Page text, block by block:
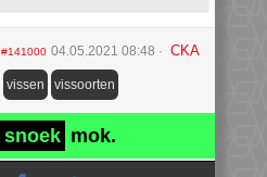
#141000 04.05.2021 08:48 CKA
vissen vissoorten
snoek mok.